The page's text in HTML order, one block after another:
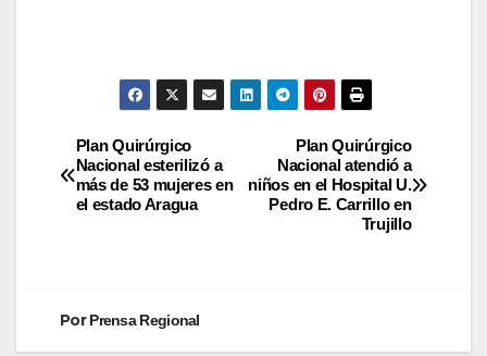
Plan Quirúrgico
Nacional atendió a
niños en el Hospital U.
Pedro E. Carrillo en
Trujillo
Plan Quirúrgico
Nacional esterilizó a
más de 53 mujeres en
el estado Aragua
PorPrensa Regional